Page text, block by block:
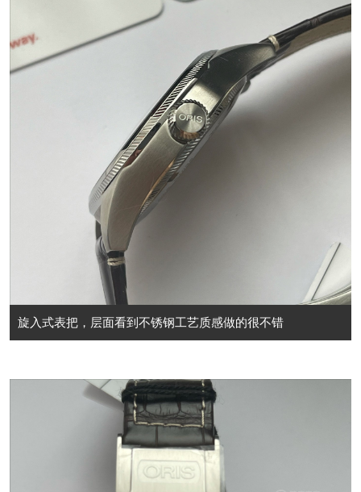
旋入式表把，层面看到不锈钢工艺质感做的很不错